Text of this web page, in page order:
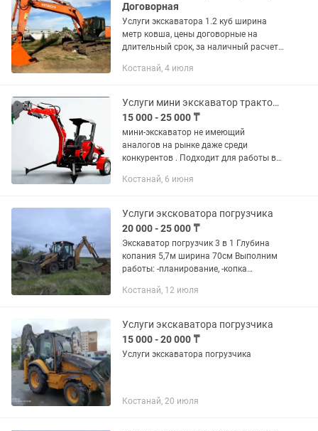
Договорная
Услуги экскаватора 1.2 куб ширина
метр ковша, цены договорные на
длительный срок, за наличный расчет
Опытный оператор.
Костанай, 4 июля
Услуги мини экскаватор трактор копка фундамент водопровод септик газ
15 000 - 25 000 ₸
мини-экскаватор не имеющий
аналогов на рынке даже среди
конкурентов . Подходит для работы в
третьей и четвертой категории на
участках,...
Костанай, 6 июня
Услуги эксковатора погрузчика
20 000 - 25 000 ₸
Экскаватор погрузчик 3 в 1 Глубина
копания 5,7м ширина 70см Выполним
работы: -планирование, -копка
водопровод и др. -корчевание
землянок,...
Костанай, 12 июля
Услуги экскаватора погрузчика
15 000 - 20 000 ₸
Услуги экскаватора погрузчика
Костанай, 20 июля